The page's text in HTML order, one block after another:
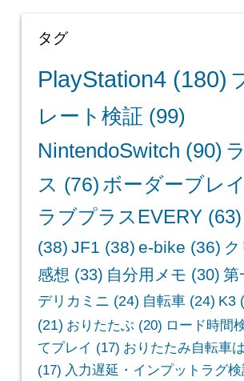
タグ
PlayStation4(180)
レート検証 (99)
NintendoSwitch (90)
ス (76) ボーダーブレ
ラブプラスEVERY(63)
(38) JF1 (38) e-bike (36)
感想 (33) 自分用メモ (30) 第
デリカミニ (24) 自転車(24) K3
(21) おりたたぶ (20) ロード時間
てプレイ (17) おりたたみ自転車
(17) 入力遅延・インプットラグ検